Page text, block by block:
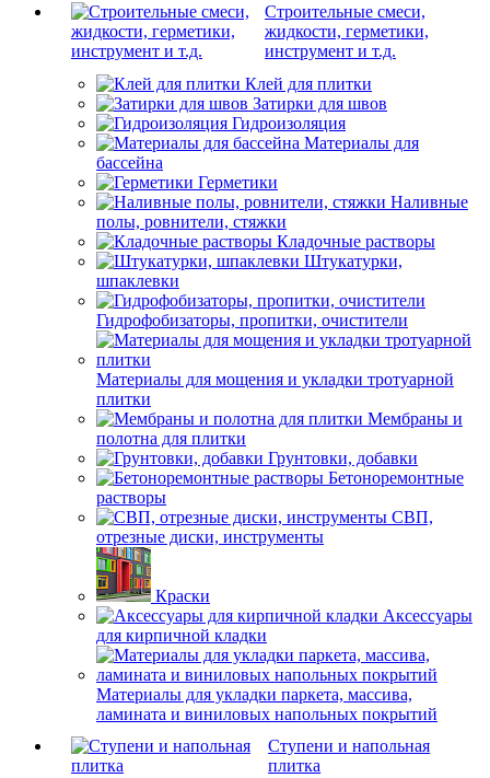
Строительные смеси,
жидкости, герметики,
инструмент и т.д.
Клей для плитки
Затирки для швов
Гидроизоляция
Материалы для
бассейна
Герметики
Наливные
полы, ровнители, стяжки
Кладочные растворы
Штукатурки,
шпаклевки
Гидрофобизаторы, пропитки, очистители
Материалы для мощения и укладки тротуарной
плитки
Мембраны и
полотна для плитки
Грунтовки, добавки
Бетоноремонтные
растворы
СВП,
отрезные диски, инструменты
Краски
Аксессуары
для кирпичной кладки
Материалы для укладки паркета, массива,
ламината и виниловых напольных покрытий
Ступени и напольная
плитка